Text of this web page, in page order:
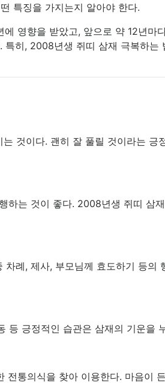
특징을 가지는지 알아야 한다.
영향을 받았고, 앞으로 약 12년마
히, 2008년생 쥐띠 삼재 극복하는
것이다. 괜히 잘 풀릴 것이라는 긍
하는 것이 좋다. 2008년생 쥐띠 삼
례, 제사, 부모님께 효도하기 등의
등 긍정적인 습관은 삼재의 기운을
통의식을 찾아 이용한다. 마음이